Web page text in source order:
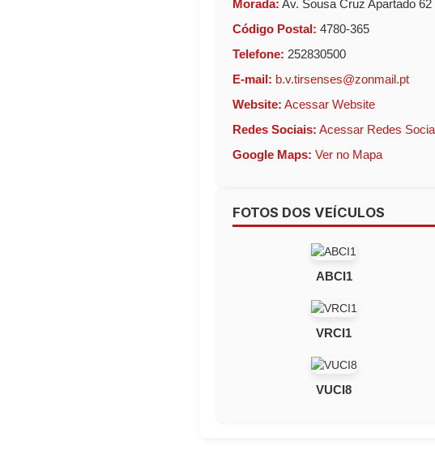
Morada: Av. Sousa Cruz Apartado 62
Código Postal: 4780-365
Telefone: 252830500
E-mail: b.v.tirsenses@zonmail.pt
Website: Acessar Website
Redes Sociais: Acessar Redes
Google Maps: Ver no Mapa
FOTOS DOS VEÍCULOS
ABCI1
VRCI1
VUCI8